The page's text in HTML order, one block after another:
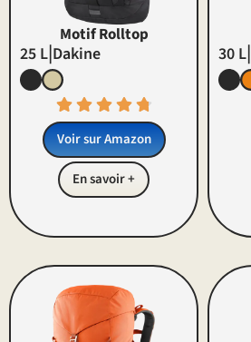
Motif Rolltop
25 L|Dakine
Voir sur Amazon
En savoir +
30 L|